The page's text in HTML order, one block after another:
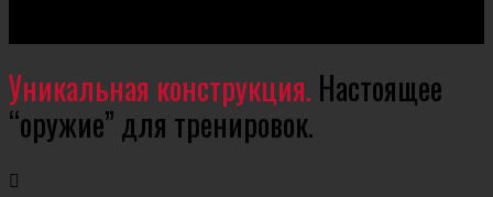
Уникальная конструкция. Настоящее
“оружие” для тренировок.
